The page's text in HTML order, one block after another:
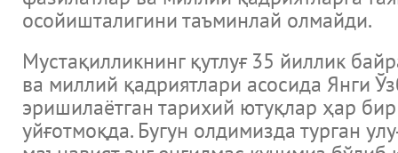
осойишталигини таъминлай олмайди.
Мустақилликнинг қутлуғ 35 йиллик
ва миллий қадриятлари асосида Янги
эришилаётган тарихий ютуқлар ҳар
уйғотмоқда. Бугун олдимизда турган